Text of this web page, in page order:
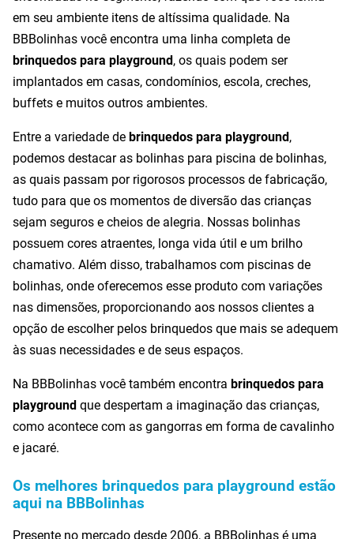
em seu ambiente itens de altíssima qualidade. Na
BBBolinhas você encontra uma linha completa de
brinquedos para playground , os quais podem ser
implantados em casas, condomínios, escola, creches,
buffets e muitos outros ambientes.
Entre a variedade de brinquedos para playground ,
podemos destacar as bolinhas para piscina de bolinhas,
as quais passam por rigorosos processos de fabricação,
tudo para que os momentos de diversão das crianças
sejam seguros e cheios de alegria. Nossas bolinhas
possuem cores atraentes, longa vida útil e um brilho
chamativo. Além disso, trabalhamos com piscinas de
bolinhas, onde oferecemos esse produto com variações
nas dimensões, proporcionando aos nossos clientes a
opção de escolher pelos brinquedos que mais se adequem
às suas necessidades e de seus espaços.
Na BBBolinhas você também encontra brinquedos para
playground que despertam a imaginação das crianças,
como acontece com as gangorras em forma de cavalinho
e jacaré.
Os melhores brinquedos para playground estão
aqui na BBBolinhas
Presente no mercado desde 2006, a BBBolinhas é uma